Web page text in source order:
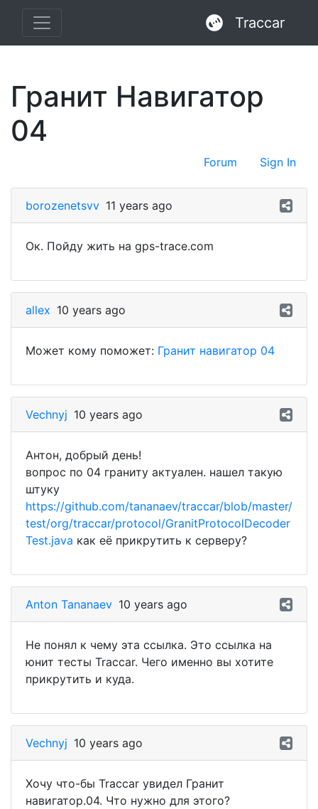
Traccar
Гранит Навигатор
04
Forum Sign In
borozenetsvv 11 years ago
Ок. Пойду жить на gps-trace.com
allex 10 years ago
Может кому поможет: Гранит навигатор 04
Vechnyj 10 years ago
Антон, добрый день!
вопрос по 04 граниту актуален. нашел такую
штуку
https://github.com/tananaev/traccar/blob/master/
test/org/traccar/protocol/GranitProtocolDecoder
Test.java как её прикрутить к серверу?
Anton Tananaev 10 years ago
Не понял к чему эта ссылка. Это ссылка на
юнит тесты Traccar. Чего именно вы хотите
прикрутить и куда.
Vechnyj 10 years ago
Хочу что-бы Traccar увидел Гранит
навигатор.04. Что нужно для этого?